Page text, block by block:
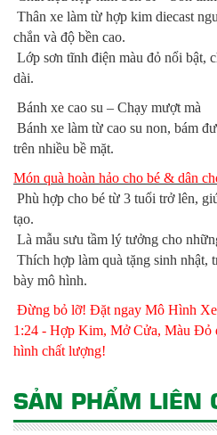
Thân xe làm từ hợp kim diecast
chắn và độ bền cao.
Lớp sơn tĩnh điện màu đỏ nổi bật,
dài.
Bánh xe cao su – Chạy mượt mà
Bánh xe làm từ cao su non, bám
trên nhiều bề mặt.
Món quà hoàn hảo cho bé & dân
Phù hợp cho bé từ 3 tuổi trở lên,
tạo.
Là mẫu sưu tầm lý tưởng cho
Thích hợp làm quà tặng sinh nhật,
bày mô hình.
Đừng bỏ lỡ! Đặt ngay Mô Hình
1:24 - Hợp Kim, Mở Cửa, Màu Đỏ
hình chất lượng!
SẢN PHẨM LIÊN